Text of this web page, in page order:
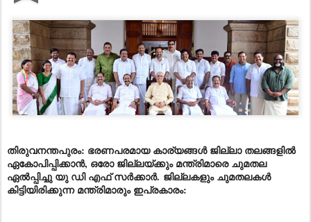
തിരുവനന്തപുരം: ഭരണപരമായ കാര്യങ്ങൾ ജില്ലാ തലങ്ങളിൽ
ഏകോപിപ്പിക്കാൻ, ഒരോ ജില്ലയ്ക്കും മന്ത്രിമാരെ ചുമതല
ഏൽപ്പിച്ചു യു ഡി എഫ് സർക്കാർ. ജില്ലകളും ചുമതലകൾ
കിട്ടിയിരിക്കുന്ന മന്ത്രിമാരും ഇപ്രകാരം: